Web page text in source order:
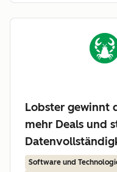
Lobster gewinnt
mehr Deals und
Software und